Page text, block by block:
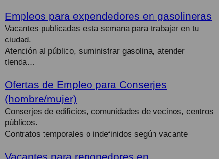
Empleos para expendedores en gasolineras
Vacantes publicadas esta semana para trabajar en tu
ciudad.
Atención al público, suministrar gasolina, atender
tienda…
Ofertas de Empleo para Conserjes
(hombre/mujer)
Conserjes de edificios, comunidades de vecinos, centros
públicos.
Contratos temporales o indefinidos según vacante
Vacantes para reponedores en